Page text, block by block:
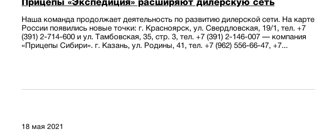
Прицепы «Экспедиция» расширяют дилерскую сеть
Наша команда продолжает деятельность по развитию дилерской сети. На карте
России появились новые точки: г. Красноярск, ул. Свердловская, 19/1, тел. +7
(391) 2-714-600 и ул. Тамбовская, 35, стр. 3, тел. +7 (391) 2-146-007 — компания
«Прицепы Сибири». г. Казань, ул. Родины, 41, тел. +7 (962) 556-66-47, +7...
18 мая 2021